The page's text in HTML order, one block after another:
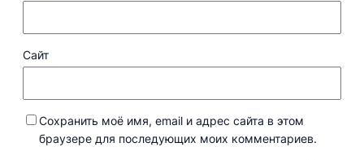
Сайт
Сохранить моё имя, email и адрес сайта в этом
браузере для последующих моих комментариев.